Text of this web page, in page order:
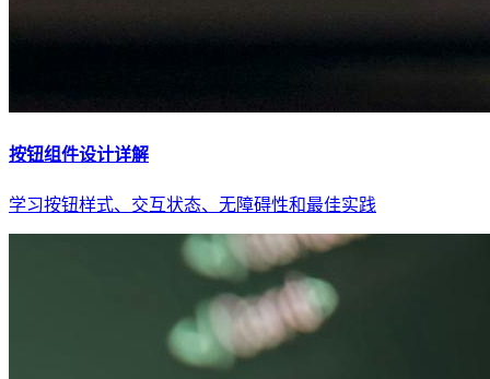
按钮组件设计详解
学习按钮样式、交互状态、无障碍性和最佳实践